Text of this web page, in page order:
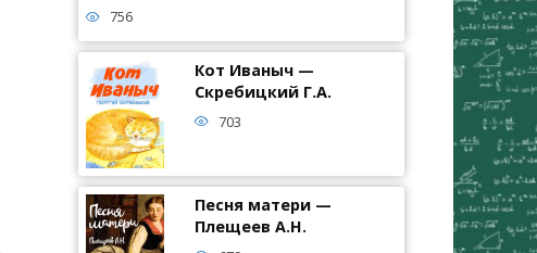
756
Кот Иваныч —
Скребицкий Г.А.
703
Песня матери —
Плещеев А.Н.